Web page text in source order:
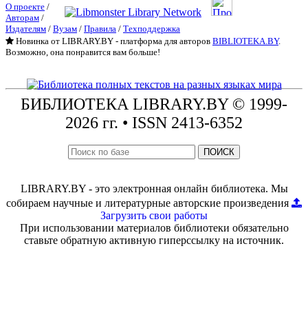
О проекте /
Авторам /
Издателям / Вузам / Правила / Техподдержка
Новинка от LIBRARY.BY - платформа для авторов BIBLIOTEKA.BY.
Возможно, она понравится вам больше!
БИБЛИОТЕКА LIBRARY.BY © 1999-
2026 гг. • ISSN 2413-6352
ПОИСК
LIBRARY.BY - это электронная онлайн библиотека. Мы
собираем научные и литературные авторские произведения
Загрузить свои работы
При использовании материалов библиотеки обязательно
ставьте обратную активную гиперссылку на источник.